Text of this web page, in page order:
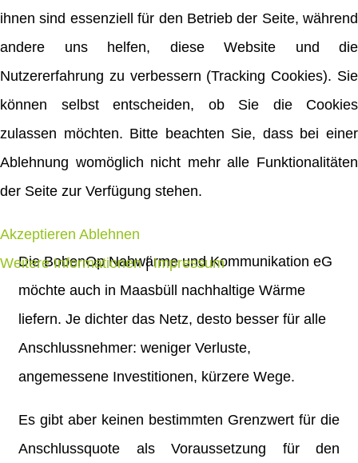
Maasbüll – Einladung
zur Vorstellung erster
Planungsunterlagen
am 14. November 2019
Die BobenOp Nahwärme und Kommunikation eG
möchte auch in Maasbüll nachhaltige Wärme
liefern. Je dichter das Netz, desto besser für alle
Anschlussnehmer: weniger Verluste,
angemessene Investitionen, kürzere Wege.
Es gibt aber keinen bestimmten Grenzwert für die
Anschlussquote als Voraussetzung für den
ihnen sind essenziell für den Betrieb der Seite, während
andere uns helfen, diese Website und die
Nutzererfahrung zu verbessern (Tracking Cookies). Sie
können selbst entscheiden, ob Sie die Cookies
zulassen möchten. Bitte beachten Sie, dass bei einer
Ablehnung womöglich nicht mehr alle Funktionalitäten
der Seite zur Verfügung stehen.
Akzeptieren Ablehnen
Weitere Informationen|Impressum